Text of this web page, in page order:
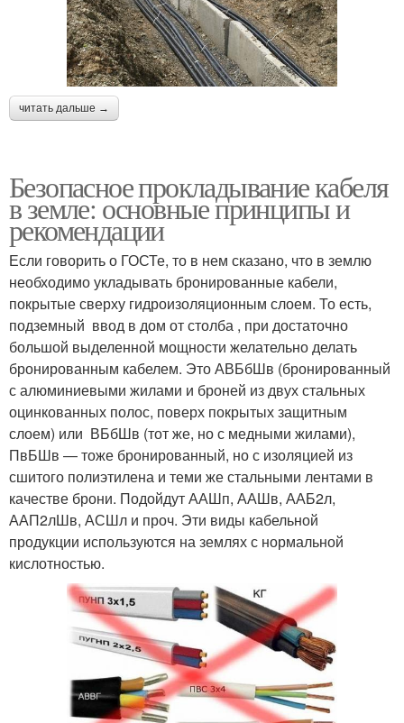
читать дальше →
Безопасное прокладывание кабеля
в земле: основные принципы и
рекомендации
Если говорить о ГОСТе, то в нем сказано, что в землю
необходимо укладывать бронированные кабели,
покрытые сверху гидроизоляционным слоем. То есть,
подземный ввод в дом от столба , при достаточно
большой выделенной мощности желательно делать
бронированным кабелем. Это АВБбШв (бронированный
с алюминиевыми жилами и броней из двух стальных
оцинкованных полос, поверх покрытых защитным
слоем) или ВБбШв (тот же, но с медными жилами),
ПвБШв — тоже бронированный, но с изоляцией из
сшитого полиэтилена и теми же стальными лентами в
качестве брони. Подойдут ААШп, ААШв, ААБ2л,
ААП2лШв, АСШл и проч. Эти виды кабельной
продукции используются на землях с нормальной
кислотностью.